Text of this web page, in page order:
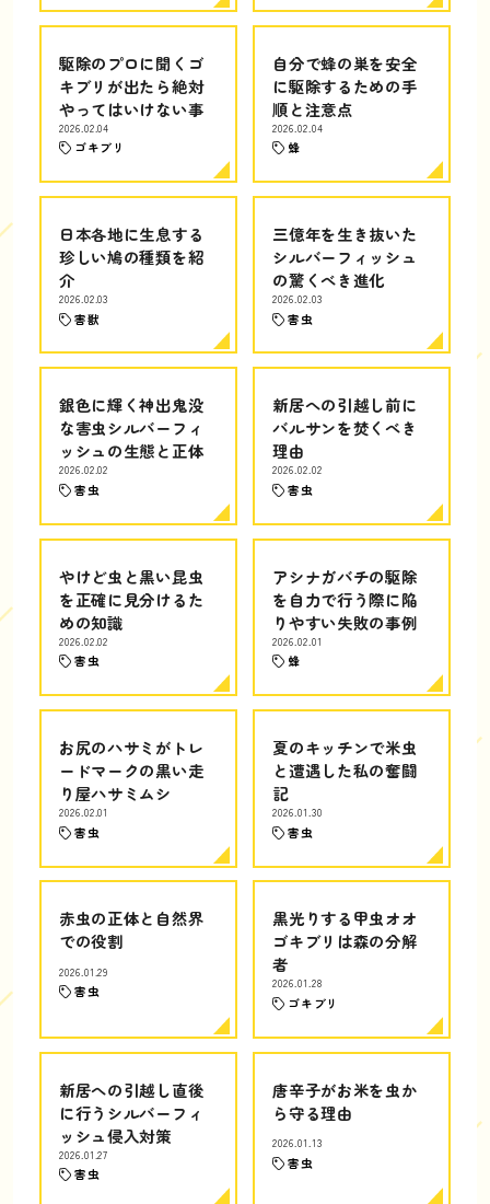
駆除のプロに聞くゴ
キブリが出たら絶対
やってはいけない事
2026.02.04
ゴキブリ
自分で蜂の巣を安全
に駆除するための手
順と注意点
2026.02.04
蜂
日本各地に生息する
珍しい鳩の種類を紹
介
2026.02.03
害獣
三億年を生き抜いた
シルバーフィッシュ
の驚くべき進化
2026.02.03
害虫
銀色に輝く神出鬼没
な害虫シルバーフィ
ッシュの生態と正体
2026.02.02
害虫
新居への引越し前に
バルサンを焚くべき
理由
2026.02.02
害虫
やけど虫と黒い昆虫
を正確に見分けるた
めの知識
2026.02.02
害虫
アシナガバチの駆除
を自力で行う際に陥
りやすい失敗の事例
2026.02.01
蜂
お尻のハサミがトレ
ードマークの黒い走
り屋ハサミムシ
2026.02.01
害虫
夏のキッチンで米虫
と遭遇した私の奮闘
記
2026.01.30
害虫
赤虫の正体と自然界
での役割
2026.01.29
害虫
黒光りする甲虫オオ
ゴキブリは森の分解
者
2026.01.28
ゴキブリ
新居への引越し直後
に行うシルバーフィ
ッシュ侵入対策
2026.01.27
害虫
唐辛子がお米を虫か
ら守る理由
2026.01.13
害虫